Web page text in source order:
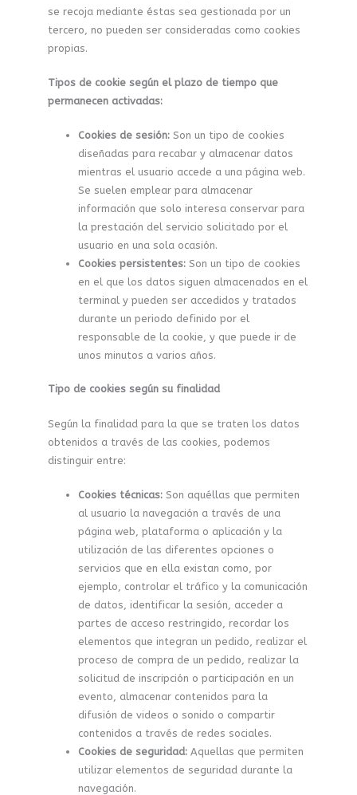
se recoja mediante éstas sea gestionada por un
tercero, no pueden ser consideradas como cookies
propias.
Tipos de cookie según el plazo de tiempo que
permanecen activadas:
Cookies de sesión:Son un tipo de cookies
diseñadas para recabar y almacenar datos
mientras el usuario accede a una página web.
Se suelen emplear para almacenar
información que solo interesa conservar para
la prestación del servicio solicitado por el
usuario en una sola ocasión.
Cookies persistentes:Son un tipo de cookies
en el que los datos siguen almacenados en el
terminal y pueden ser accedidos y tratados
durante un periodo definido por el
responsable de la cookie, y que puede ir de
unos minutos a varios años.
Tipo de cookies según su finalidad
Según la finalidad para la que se traten los datos
obtenidos a través de las cookies, podemos
distinguir entre:
Cookies técnicas: Son aquéllas que permiten
al usuario la navegación a través de una
página web, plataforma o aplicación y la
utilización de las diferentes opciones o
servicios que en ella existan como, por
ejemplo, controlar el tráfico y la comunicación
de datos, identificar la sesión, acceder a
partes de acceso restringido, recordar los
elementos que integran un pedido, realizar el
proceso de compra de un pedido, realizar la
solicitud de inscripción o participación en un
evento, almacenar contenidos para la
difusión de videos o sonido o compartir
contenidos a través de redes sociales.
Cookies de seguridad:Aquellas que permiten
utilizar elementos de seguridad durante la
navegación.